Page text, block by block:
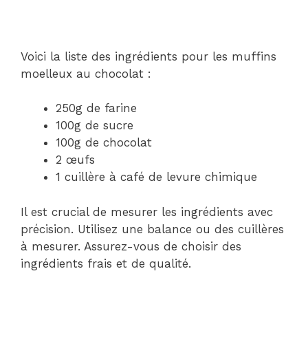
Voici la liste des ingrédients pour les muffins
moelleux au chocolat :
250g de farine
100g de sucre
100g de chocolat
2 œufs
1 cuillère à café de levure chimique
Il est crucial de mesurer les ingrédients avec
précision. Utilisez une balance ou des cuillères
à mesurer. Assurez-vous de choisir des
ingrédients frais et de qualité.